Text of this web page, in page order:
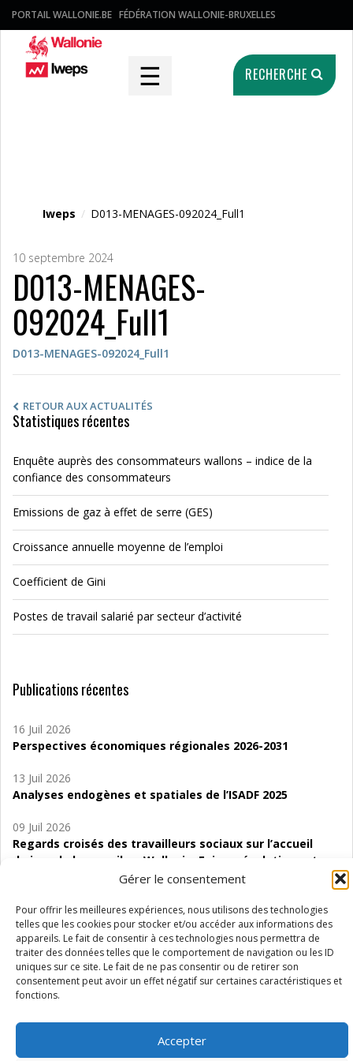
Gérer le consentement
Pour offrir les meilleures expériences, nous utilisons des technologies
telles que les cookies pour stocker et/ou accéder aux informations des
appareils. Le fait de consentir à ces technologies nous permettra de
traiter des données telles que le comportement de navigation ou les ID
uniques sur ce site. Le fait de ne pas consentir ou de retirer son
consentement peut avoir un effet négatif sur certaines caractéristiques et
fonctions.
Accepter
PORTAIL WALLONIE.BE FÉDÉRATION WALLONIE-BRUXELLES
☰ RECHERCHE
Iweps / D013-MENAGES-092024_Full1
10 septembre 2024
D013-MENAGES-
092024_Full1
D013-MENAGES-092024_Full1
RETOUR AUX ACTUALITÉS
Statistiques récentes
Enquête auprès des consommateurs wallons – indice de la
confiance des consommateurs
Emissions de gaz à effet de serre (GES)
Croissance annuelle moyenne de l’emploi
Coefficient de Gini
Postes de travail salarié par secteur d’activité
Publications récentes
16 Juil 2026
Perspectives économiques régionales 2026-2031
13 Juil 2026
Analyses endogènes et spatiales de l’ISADF 2025
09 Juil 2026
Regards croisés des travailleurs sociaux sur l’accueil
de jour de bas seuil en Wallonie. Enjeux, évolutions et
06 Juil 2026
Étude d’évaluabilité des Structures
d’accompagnement à l’autocréation d’emploi (SAACE)
01 Juil 2026
Pénurie du personnel infirmier :quels indicateurs
Wallonie ?